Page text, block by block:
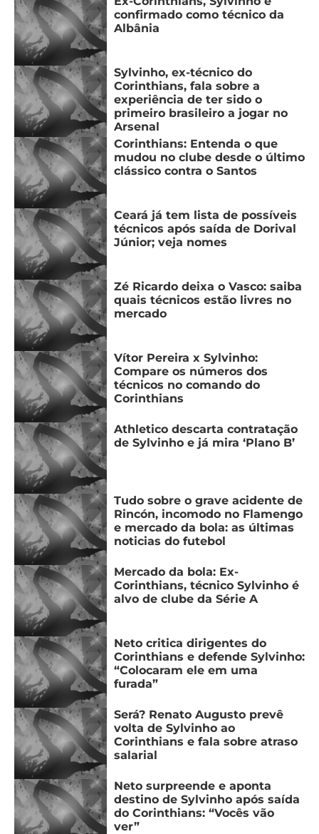
confirmado como técnico da
Albânia
Sylvinho, ex-técnico do
Corinthians, fala sobre a
experiência de ter sido o
primeiro brasileiro a jogar no
Arsenal
Corinthians: Entenda o que
mudou no clube desde o último
clássico contra o Santos
Ceará já tem lista de possíveis
técnicos após saída de Dorival
Júnior; veja nomes
Zé Ricardo deixa o Vasco: saiba
quais técnicos estão livres no
mercado
Vítor Pereira x Sylvinho:
Compare os números dos
técnicos no comando do
Corinthians
Athletico descarta contratação
de Sylvinho e já mira ‘Plano B’
Tudo sobre o grave acidente de
Rincón, incomodo no Flamengo
e mercado da bola: as últimas
noticias do futebol
Mercado da bola: Ex-
Corinthians, técnico Sylvinho é
alvo de clube da Série A
Neto critica dirigentes do
Corinthians e defende Sylvinho:
“Colocaram ele em uma
furada”
Será? Renato Augusto prevê
volta de Sylvinho ao
Corinthians e fala sobre atraso
salarial
Neto surpreende e aponta
destino de Sylvinho após saída
do Corinthians: “Vocês vão
ver”